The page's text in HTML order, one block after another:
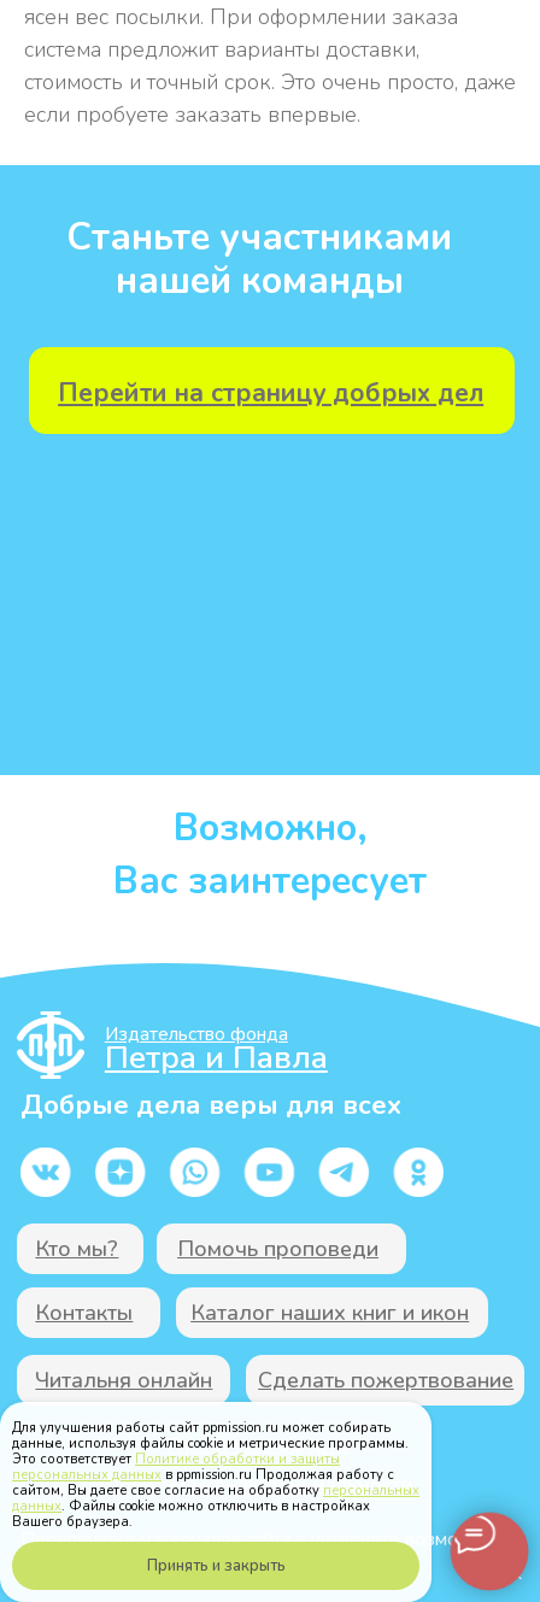
ясен вес посылки. При оформлении заказа
система предложит варианты доставки,
стоимость и точный срок. Это очень просто, даже
если пробуете заказать впервые.
Для улучшения работы сайт ppmission.ru может собирать
данные, используя файлы cookie и метрические программы.
Это соответствует Политике обработки и защиты
персональных данных в ppmission.ru Продолжая работу с
сайтом, Вы даете свое согласие на обработку персональных
данных. Файлы cookie можно отключить в настройках
Вашего браузера.
Принять и закрыть
Позвонить по MAX